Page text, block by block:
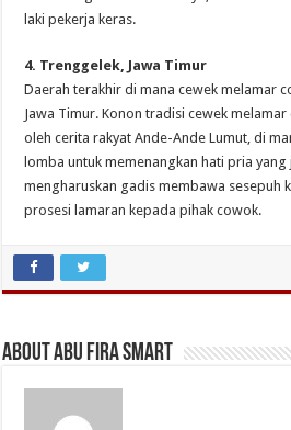
laki pekerja keras.
4. Trenggelek, Jawa Timur
Daerah terakhir di mana cewek melamar
Jawa Timur. Konon tradisi cewek
oleh cerita rakyat Ande-Ande Lumut, di
lomba untuk memenangkan hati pria yang
mengharuskan gadis membawa sesepuh
prosesi lamaran kepada pihak cowok.
About Abu Fira Smart